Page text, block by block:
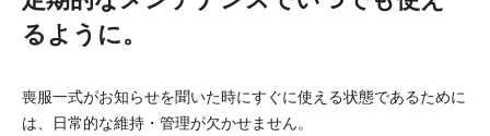
るように。
喪服一式がお知らせを聞いた時にすぐに使える状態であるために
は、日常的な維持・管理が欠かせません。